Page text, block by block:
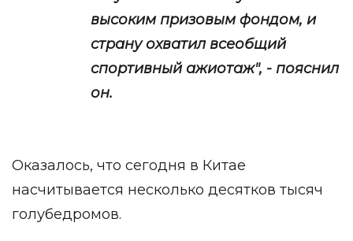
высоким призовым фондом, и
страну охватил всеобщий
спортивный ажиотаж", - пояснил
он.
Оказалось, что сегодня в Китае
насчитывается несколько десятков тысяч
голубедромов.